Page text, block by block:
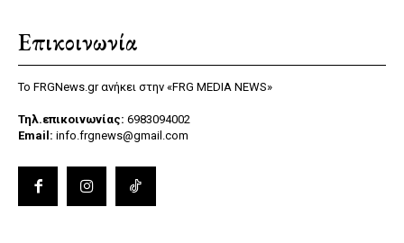
Επικοινωνία
Το FRGNews.gr ανήκει στην «FRG MEDIA NEWS»
Τηλ.επικοινωνίας: 6983094002
Email: info.frgnews@gmail.com